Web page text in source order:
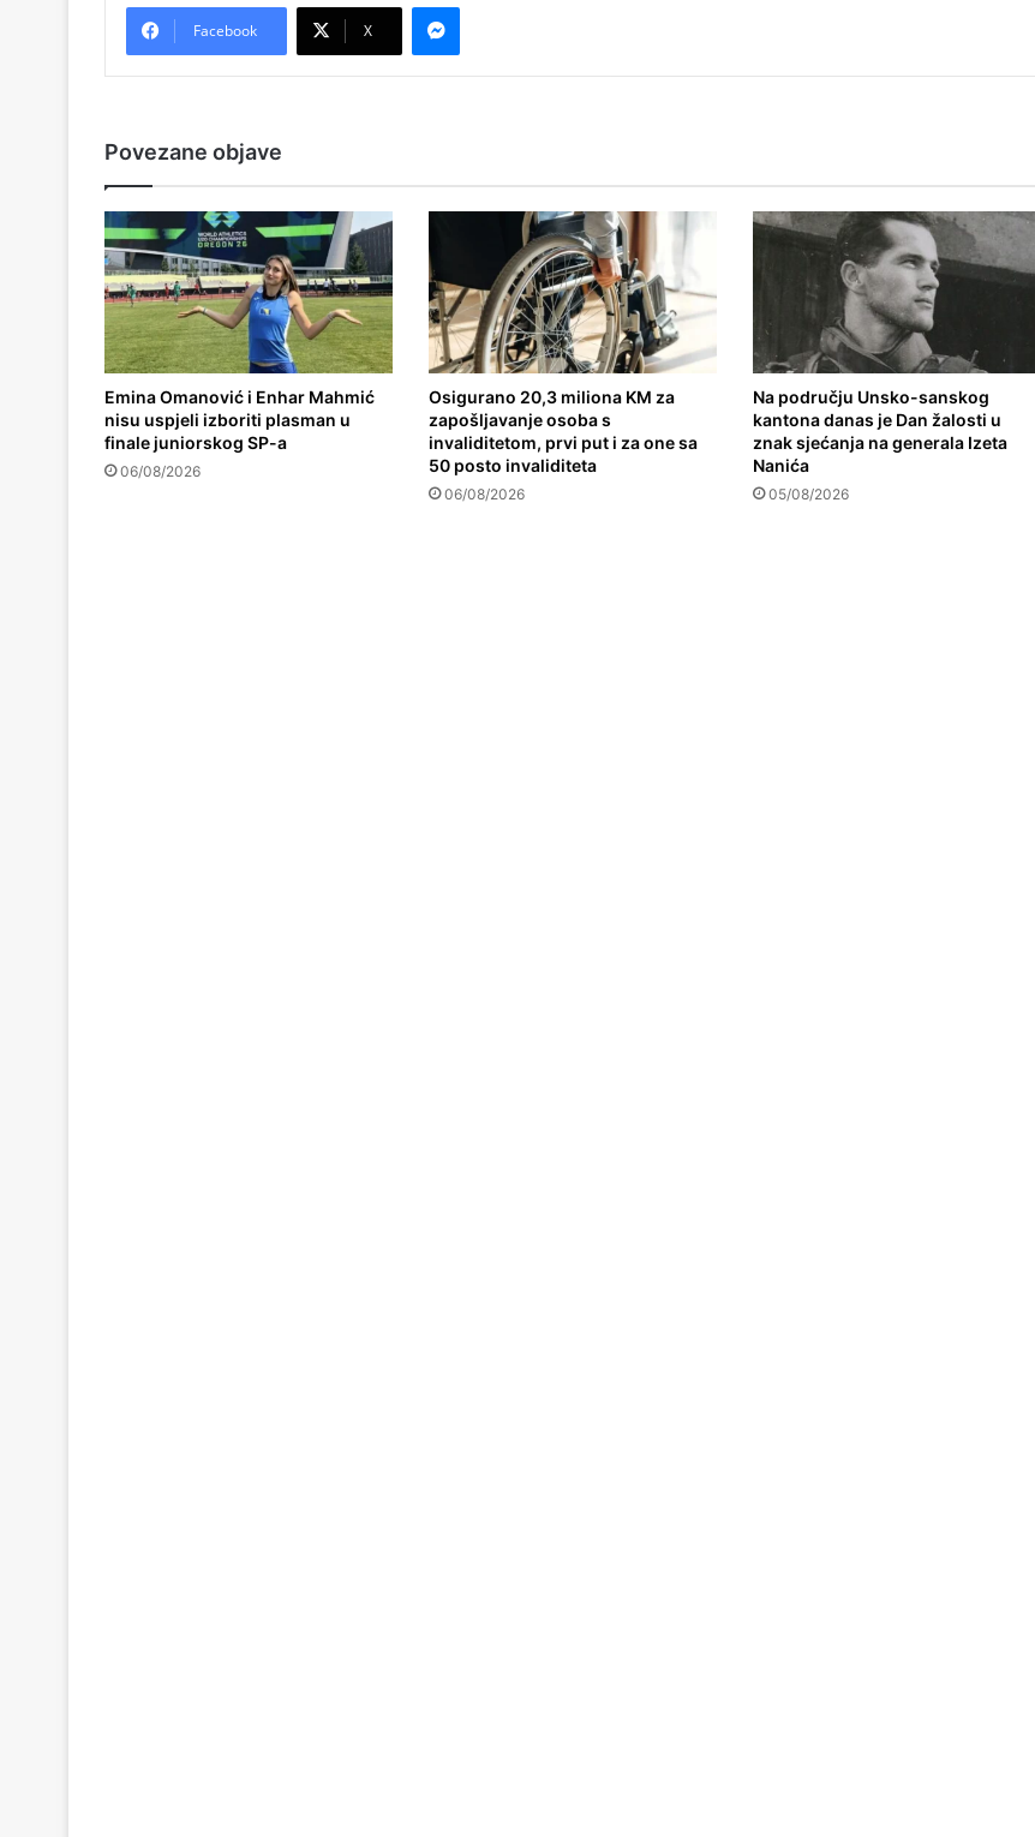
Facebook X
Povezane objave
Emina Omanović i Enhar Mahmić
nisu uspjeli izboriti plasman u
finale juniorskog SP-a
06/08/2026
Osigurano 20,3 miliona KM za
zapošljavanje osoba s
invaliditetom, prvi put i za one sa
50 posto invaliditeta
06/08/2026
Na području Unsko-sanskog
kantona danas je Dan žalosti u
znak sjećanja na generala Izeta
Nanića
05/08/2026